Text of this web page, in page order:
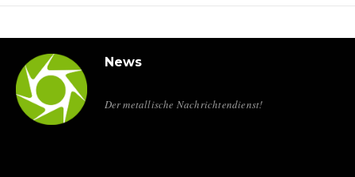
News
Der metallische Nachrichtendienst!